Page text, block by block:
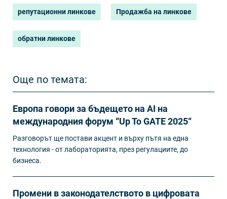
репутационни линкове Продажба на линкове
обратни линкове
Още по темата:
Европа говори за бъдещето на AI на
международния форум “Up To GATE 2025“
Разговорът ще постави акцент и върху пътя на една
технология - от лабораторията, през регулациите, до
бизнеса.
Промени в законодателството в цифровата